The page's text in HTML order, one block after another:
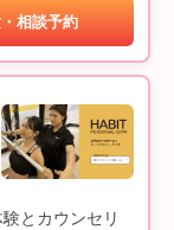
相談予約
とカウンセリ